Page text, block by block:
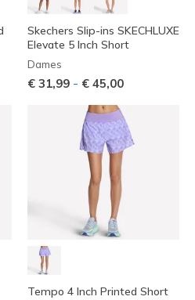
Skechers Slip-ins SKECHLUXE
Elevate 5 Inch Short
Dames
€ 31,99 - € 45,00
Tempo 4 Inch Printed Short